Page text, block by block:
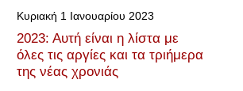
Κυριακή 1 Ιανουαρίου 2023
2023: Αυτή είναι η λίστα με
όλες τις αργίες και τα τριήμερα
της νέας χρονιάς